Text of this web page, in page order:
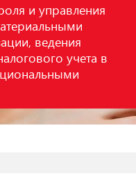
и управления
ведения
учета в